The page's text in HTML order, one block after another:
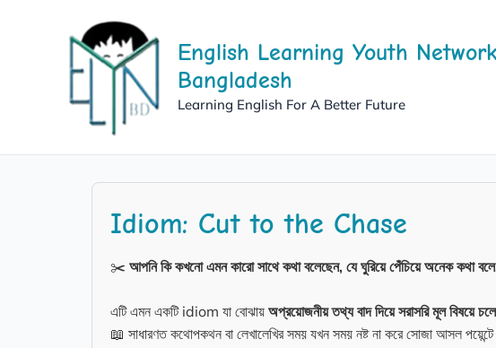
English Learning Youth
Bangladesh
Learning English For A Better Future
Idiom: Cut to the Chase
✂️ আপনি কি কখনো এমন কারো সাথে কথা বলেছেন, যে ঘুরিয়ে পেঁচিয়ে অনেক কথা
এটি এমন একটি idiom যা বোঝায় অপ্রয়োজনীয় তথ্য বাদ দিয়ে সরাসরি মূল বিষয়ে
📖 সাধারণত কথোপকথন বা লেখালেখির সময় যখন সময় নষ্ট না করে সোজা আসল